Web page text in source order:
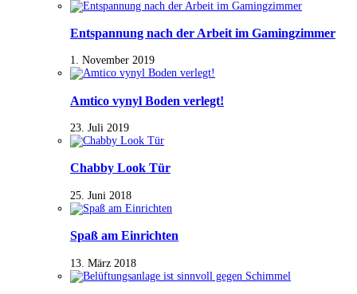
Entspannung nach der Arbeit im Gamingzimmer
1. November 2019
Amtico vynyl Boden verlegt!
23. Juli 2019
Chabby Look Tür
25. Juni 2018
Spaß am Einrichten
13. März 2018